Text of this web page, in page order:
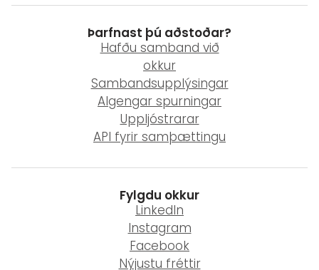
Þarfnast þú aðstoðar?
Hafðu samband við
okkur
Sambandsupplýsingar
Algengar spurningar
Uppljóstrarar
API fyrir samþættingu
Fylgdu okkur
LinkedIn
Instagram
Facebook
Nýjustu fréttir